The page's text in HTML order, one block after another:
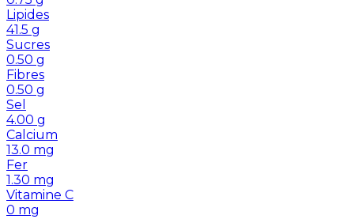
Lipides
41.5 g
Sucres
0.50 g
Fibres
0.50 g
Sel
4.00 g
Calcium
13.0 mg
Fer
1.30 mg
Vitamine C
0 mg